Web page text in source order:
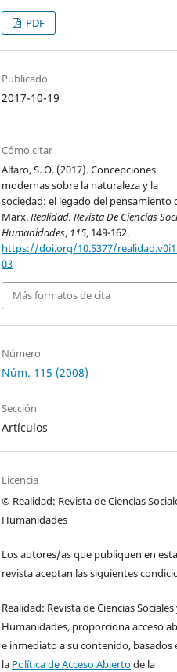
PDF
Publicado
2017-10-19
Cómo citar
Alfaro, S. O. (2017). Concepciones
modernas sobre la naturaleza y la
sociedad: el legado del pensamiento
Marx.Realidad, Revista De Ciencias
Humanidades, 115, 149-162.
https://doi.org/10.5377/
03
Más formatos de cita
Número
Núm. 115 (2008)
Sección
Artículos
Licencia
© Realidad: Revista de Ciencias
Humanidades
Los autores/as que publiquen en esta
revista aceptan las siguientes
Realidad: Revista de Ciencias Sociales
Humanidades, proporciona acceso
e inmediato a su contenido, basados
la Política de Acceso Abiertode la